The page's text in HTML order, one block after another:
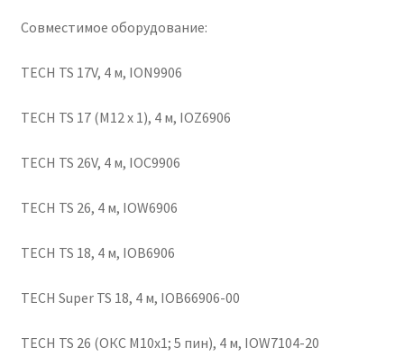
Совместимое оборудование:
TECH TS 17V, 4 м, ION9906
TECH TS 17 (M12 x 1), 4 м, IOZ6906
TECH TS 26V, 4 м, IOC9906
TECH TS 26, 4 м, IOW6906
TECH TS 18, 4 м, IOB6906
TECH Super TS 18, 4 м, IOB66906-00
TECH TS 26 (ОКС М10х1; 5 пин), 4 м, IOW7104-20